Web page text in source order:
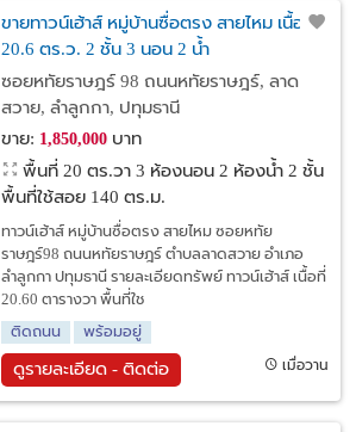
ขายทาวน์เฮ้าส์ หมู่บ้านซื่อตรง สายไหม เนื้อที่
20.6 ตร.ว. 2 ชั้น 3 นอน 2 น้ำ
ซอยหทัยราษฎร์ 98 ถนนหทัยราษฎร์, ลาด
สวาย, ลำลูกกา, ปทุมธานี
ขาย: 1,850,000บาท
พื้นที่ 20 ตร.วา 3 ห้องนอน 2 ห้องน้ำ 2 ชั้น
พื้นที่ใช้สอย 140 ตร.ม.
ทาวน์เฮ้าส์ หมู่บ้านซื่อตรง สายไหม ซอยหทัย
ราษฎร์98 ถนนหทัยราษฎร์ ตำบลลาดสวาย อำเภอ
ลำลูกกา ปทุมธานี รายละเอียดทรัพย์ ทาวน์เฮ้าส์ เนื้อที่
20.60 ตารางวา พื้นที่ใช
ติดถนน
พร้อมอยู่
ดูรายละเอียด - ติดต่อ เมื่อวาน